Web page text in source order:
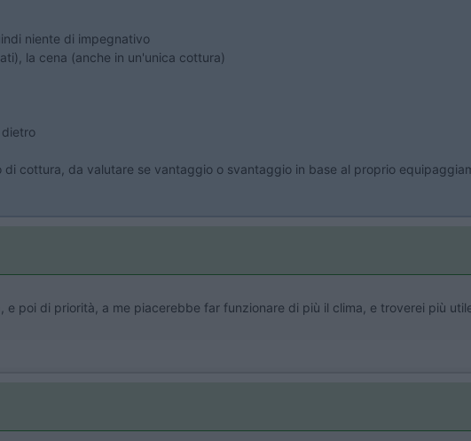
niente di impegnativo
la cena (anche in un'unica cottura)
cottura, da valutare se vantaggio o svantaggio in base al proprio
poi di priorità, a me piacerebbe far funzionare di più il clima, e troverei più